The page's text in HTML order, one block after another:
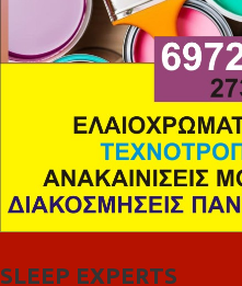
SLEEP EXPERTS